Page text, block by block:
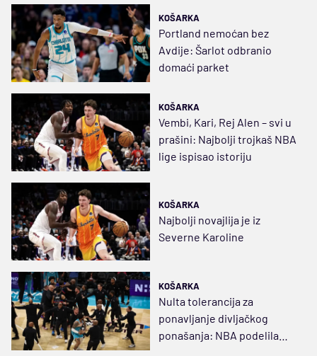
KOŠARKA
Portland nemoćan bez
Avdije: Šarlot odbranio
domaći parket
KOŠARKA
Vembi, Kari, Rej Alen – svi u
prašini: Najbolji trojkaš NBA
lige ispisao istoriju
KOŠARKA
Najbolji novajlija je iz
Severne Karoline
KOŠARKA
Nulta tolerancija za
ponavljanje divljačkog
ponašanja: NBA podelila